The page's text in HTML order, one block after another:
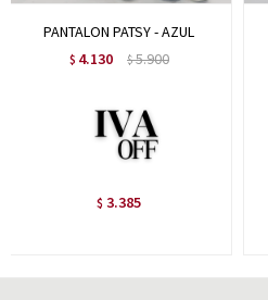
PANTALON PATSY - AZUL
$ 4.130 $5.900
$ 3.385